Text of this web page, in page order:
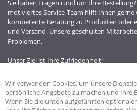
Sie haben Fragen rund um Ihre
motiviertes Service-Team hilft Ihnen gerne
kompetente Beratung zu Produkten oder
und Versand. Unsere geschulten
Problemen.
Unser Ziel ist Ihre Zufriedenheit!
Wir verwenden Cookies, um unsere
persönliche Angebote zu machen und Ihre
Wenn Sie die unten aufgeführten